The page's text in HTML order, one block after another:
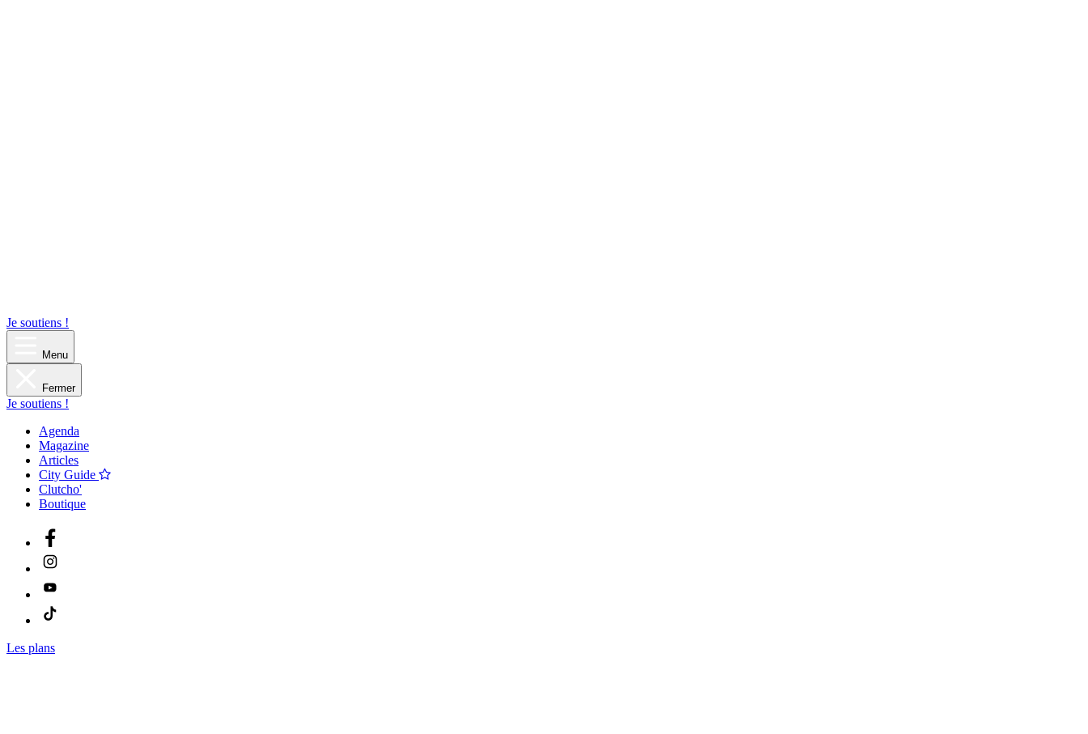
Je soutiens !
Menu
Fermer
Je soutiens !
Agenda
Magazine
Articles
City Guide
Clutcho'
Boutique
Les plans